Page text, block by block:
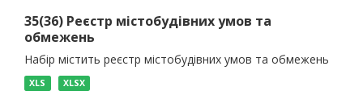
35(36) Реєстр містобудівних умов та
обмежень
Набір містить реєстр містобудівних умов та обмежень
XLS XLSX